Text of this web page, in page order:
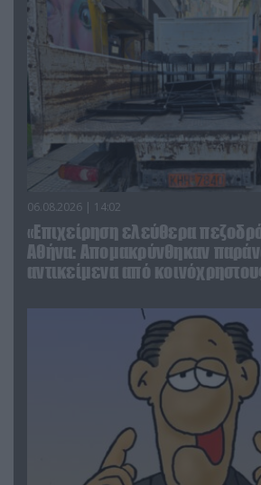
06.08.2026 | 14:02
«Επιχείρηση ελεύθερα
Αθήνα: Απομακρύνθηκαν
αντικείμενα από